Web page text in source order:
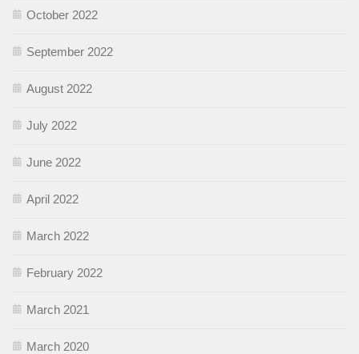
October 2022
September 2022
August 2022
July 2022
June 2022
April 2022
March 2022
February 2022
March 2021
March 2020